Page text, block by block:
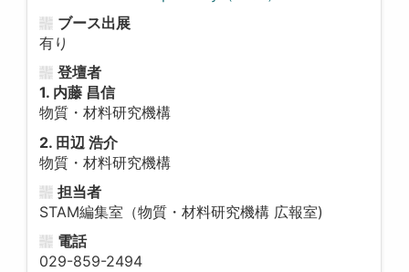
ブース出展
有り
登壇者
1. 内藤 昌信
物質・材料研究機構
2. 田辺 浩介
物質・材料研究機構
担当者
STAM編集室（物質・材料研究機構 広報室)
電話
029-859-2494